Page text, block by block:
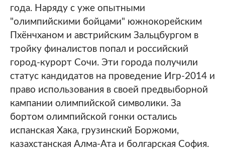
года. Наряду c уже опытными
"олимпийскими бойцами" южнокорейским
Пхёнчханом и австрийским Зальцбургом в
тройку финалистов попал и российский
город-курорт Сочи. Эти города получили
статуc кандидатов на проведение Игр-2014 и
право использования в своей предвыборной
кампании олимпийской символики. За
бортом олимпийской гонки остались
испанская Хака, грузинский Боржоми,
казахстанская Алма-Ата и болгарская София.